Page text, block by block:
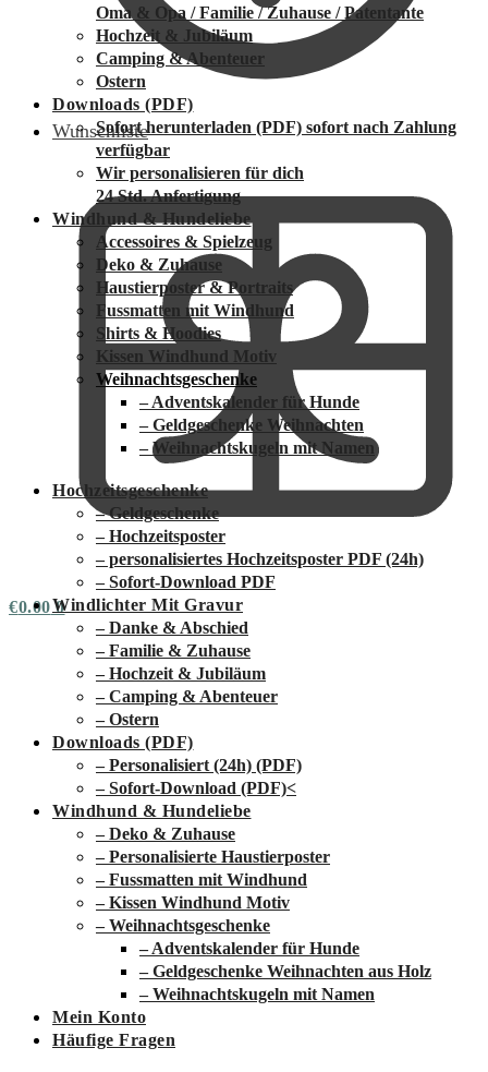
Wunschliste
€0.00 0
Oma & Opa / Familie / Zuhause / Patentante
Hochzeit & Jubiläum
Camping & Abenteuer
Ostern
Downloads (PDF)
Sofort herunterladen (PDF) sofort nach Zahlung
verfügbar
Wir personalisieren für dich
24 Std. Anfertigung
Windhund & Hundeliebe
Accessoires & Spielzeug
Deko & Zuhause
Haustierposter & Portraits
Fussmatten mit Windhund
Shirts & Hoodies
Kissen Windhund Motiv
Weihnachtsgeschenke
– Adventskalender für Hunde
– Geldgeschenke Weihnachten
– Weihnachtskugeln mit Namen
Hochzeitsgeschenke
– Geldgeschenke
– Hochzeitsposter
– personalisiertes Hochzeitsposter PDF (24h)
– Sofort-Download PDF
Windlichter Mit Gravur
– Danke & Abschied
– Familie & Zuhause
– Hochzeit & Jubiläum
– Camping & Abenteuer
– Ostern
Downloads (PDF)
– Personalisiert (24h) (PDF)
– Sofort-Download (PDF)<
Windhund & Hundeliebe
– Deko & Zuhause
– Personalisierte Haustierposter
– Fussmatten mit Windhund
– Kissen Windhund Motiv
– Weihnachtsgeschenke
– Adventskalender für Hunde
– Geldgeschenke Weihnachten aus Holz
– Weihnachtskugeln mit Namen
Mein Konto
Häufige Fragen